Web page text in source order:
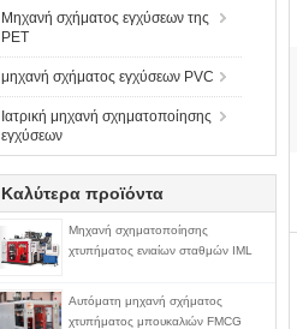
Μηχανή σχήματος εγχύσεων της
PET
μηχανή σχήματος εγχύσεων PVC
Ιατρική μηχανή σχηματοποίησης
εγχύσεων
Καλύτερα προϊόντα
Μηχανή σχηματοποίησης
χτυπήματος ενιαίων σταθμών IML
Αυτόματη μηχανή σχήματος
χτυπήματος μπουκαλιών FMCG